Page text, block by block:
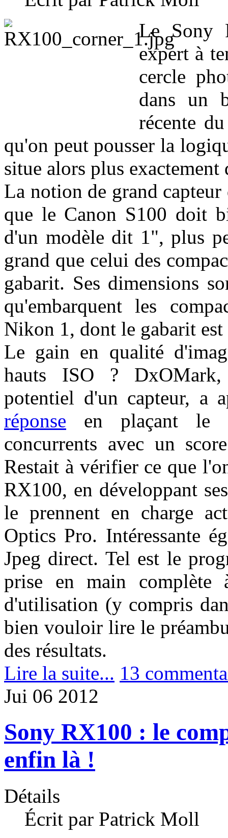
Le Sony
expert à
cercle
dans un
récente
qu'on peut pousser la
situe alors plus
La notion de grand
que le Canon S100 doit
d'un modèle dit 1", plus
grand que celui des
gabarit. Ses dimensions
qu'embarquent les
Nikon 1, dont le gabarit
Le gain en qualité
hauts ISO ?
potentiel d'un capteur, a
réponse en plaçant le
concurrents avec un
Restait à vérifier ce que
RX100, en développant
le prennent en charge
Optics Pro. Intéressante
Jpeg direct. Tel est le
prise en main complète
d'utilisation (y compris
bien vouloir lire le
des résultats.
Lire la suite... 13
Jui 06 2012
Sony RX100 : le
enfin là !
Détails
Écrit par Patrick Moll